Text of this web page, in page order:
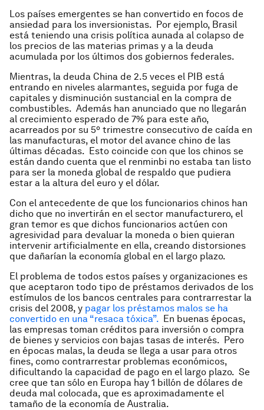
Los países emergentes se han convertido en focos de
ansiedad para los inversionistas. Por ejemplo, Brasil
está teniendo una crisis política aunada al colapso de
los precios de las materias primas y a la deuda
acumulada por los últimos dos gobiernos federales.
Mientras, la deuda China de 2.5 veces el PIB está
entrando en niveles alarmantes, seguida por fuga de
capitales y disminución sustancial en la compra de
combustibles. Además han anunciado que no llegarán
al crecimiento esperado de 7% para este año,
acarreados por su 5º trimestre consecutivo de caída en
las manufacturas, el motor del avance chino de las
últimas décadas. Esto coincide con que los chinos se
están dando cuenta que el renminbi no estaba tan listo
para ser la moneda global de respaldo que pudiera
estar a la altura del euro y el dólar.
Con el antecedente de que los funcionarios chinos han
dicho que no invertirán en el sector manufacturero, el
gran temor es que dichos funcionarios actúen con
agresividad para devaluar la moneda o bien quieran
intervenir artificialmente en ella, creando distorsiones
que dañarían la economía global en el largo plazo.
El problema de todos estos países y organizaciones es
que aceptaron todo tipo de préstamos derivados de los
estímulos de los bancos centrales para contrarrestar la
crisis del 2008, y pagar los préstamos malos se ha
convertido en una “resaca tóxica”. En buenas épocas,
las empresas toman créditos para inversión o compra
de bienes y servicios con bajas tasas de interés. Pero
en épocas malas, la deuda se llega a usar para otros
fines, como contrarrestar problemas económicos,
dificultando la capacidad de pago en el largo plazo. Se
cree que tan sólo en Europa hay 1 billón de dólares de
deuda mal colocada, que es aproximadamente el
tamaño de la economía de Australia.